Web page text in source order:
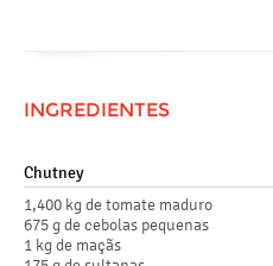
INGREDIENTES
Chutney
1,400 kg de tomate maduro
675 g de cebolas pequenas
1 kg de maçãs